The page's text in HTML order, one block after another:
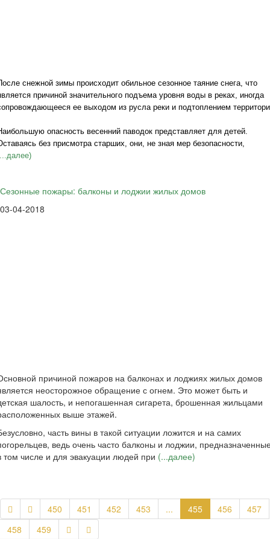
снежной зимы происходит обильное сезонное таяние снега, что
причиной значительного подъема уровня воды в реках, иногда
ее выходом из русла реки и подтоплением
опасность весенний паводок представляет для детей.
без присмотра старших, они, не зная мер безопасности,
Сезонные пожары: балконы и лоджии жилых домов
03-04-2018
причиной пожаров на балконах и лоджиях жилых домов
неосторожное обращение с огнем. Это может быть и
шалость, и непогашенная сигарета, брошенная жильцами
выше этажей.
часть вины в такой ситуации ложится и на самих
ведь очень часто балконы и лоджии,
том числе и для эвакуации людей при (...далее)
450 451 452 453 ... 455 456
457
458
459